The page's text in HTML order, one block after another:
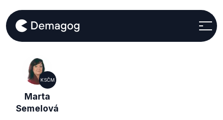
KSČM
Marta
Semelová